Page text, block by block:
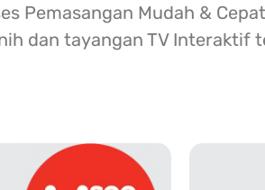
Pemasangan Mudah &
dan tayangan TV Interaktif